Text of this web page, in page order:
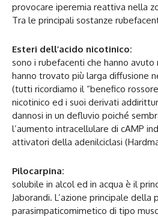
provocare iperemia reattiva nella
Tra le principali sostanze
Esteri dell’acido nicotinico:
sono i rubefacenti che hanno
hanno trovato più larga diffusione
(tutti ricordiamo il “benefico
nicotinico ed i suoi derivati
dannosi in un defluvio poiché
l’aumento intracellulare di cAMP
attivatori della adenilciclasi
Pilocarpina:
solubile in alcol ed in acqua è il
Jaborandi. L’azione principale
parasimpaticomimetico di tipo